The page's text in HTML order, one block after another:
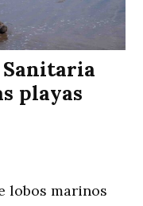
playas
lobos marinos